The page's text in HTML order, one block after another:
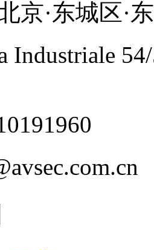
京·东城区·
Industriale